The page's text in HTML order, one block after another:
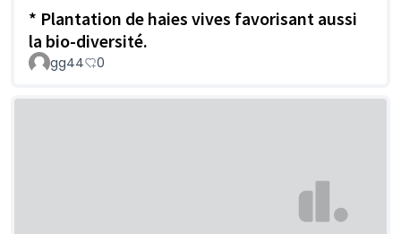
* Plantation de haies vives favorisant aussi
la bio-diversité.
gg44 0